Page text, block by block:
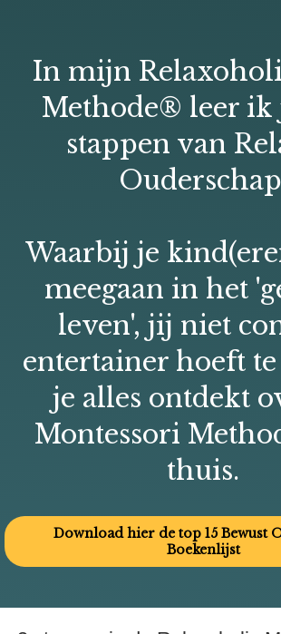
In mijn
Methode® leer ik
stappen van
Waarbij je
meegaan in het
leven', jij niet
entertainer hoeft
je alles ontdekt
Montessori
thuis.
Download hier de top 15 Bewust
Boekenlijst